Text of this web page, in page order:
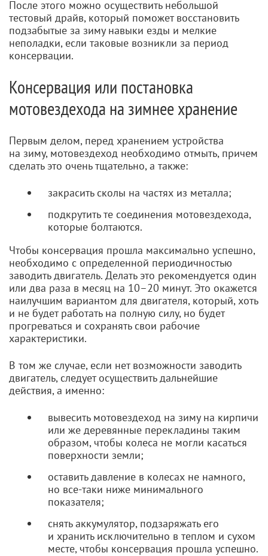
После этого можно осуществить небольшой
тестовый драйв, который поможет восстановить
подзабытые за зиму навыки езды и мелкие
неполадки, если таковые возникли за период
консервации.
Консервация или постановка
мотовездехода на зимнее хранение
Первым делом, перед хранением устройства
на зиму, мотовездеход необходимо отмыть, причем
сделать это очень тщательно, а также:
закрасить сколы на частях из металла;
подкрутить те соединения мотовездехода,
которые болтаются.
Чтобы консервация прошла максимально успешно,
необходимо с определенной периодичностью
заводить двигатель. Делать это рекомендуется один
или два раза в месяц на 10–20 минут. Это окажется
наилучшим вариантом для двигателя, который, хоть
и не будет работать на полную силу, но будет
прогреваться и сохранять свои рабочие
характеристики.
В том же случае, если нет возможности заводить
двигатель, следует осуществить дальнейшие
действия, а именно:
вывесить мотовездеход на зиму на кирпичи
или же деревянные перекладины таким
образом, чтобы колеса не могли касаться
поверхности земли;
оставить давление в колесах не намного,
но все-таки ниже минимального
показателя;
снять аккумулятор, подзаряжать его
и хранить исключительно в теплом и сухом
месте, чтобы консервация прошла успешно.